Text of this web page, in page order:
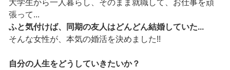
大学生から一人暮らし、そのまま就職して、お仕事を頑
張って...
ふと気付けば、同期の友人はどんどん結婚していた...
そんな女性が、本気の婚活を決めました!!
自分の人生をどうしていきたいか？